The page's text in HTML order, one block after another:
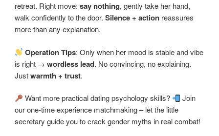
retreat. Right move: say nothing, gently take her hand,
walk confidently to the door. Silence + action reassures
more than any explanation.
Operation Tips: Only when her mood is stable and vibe
is right → wordless lead. No convincing, no explaining.
Justwarmth + trust.
Want more practical dating psychology skills?
Join
our one-time experience matchmaking – let the little
secretary guide you to crack gender myths in real combat!